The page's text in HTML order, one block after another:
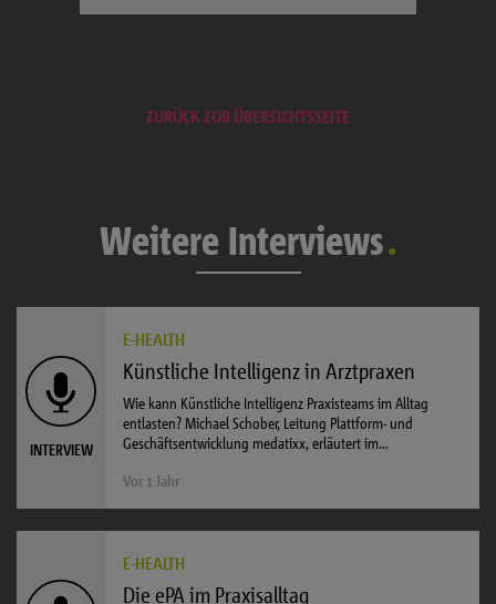
ZURÜCK ZUR ÜBERSICHTSSEITE
Weitere Interviews
INTERVIEW
E-HEALTH
Künstliche Intelligenz in Arztpraxen
Wie kann Künstliche Intelligenz Praxisteams im Alltag
entlasten? Michael Schober, Leitung Plattform- und
Geschäftsentwicklung medatixx, erläutert im…
Vor 1 Jahr
E-HEALTH
Die ePA im Praxisalltag